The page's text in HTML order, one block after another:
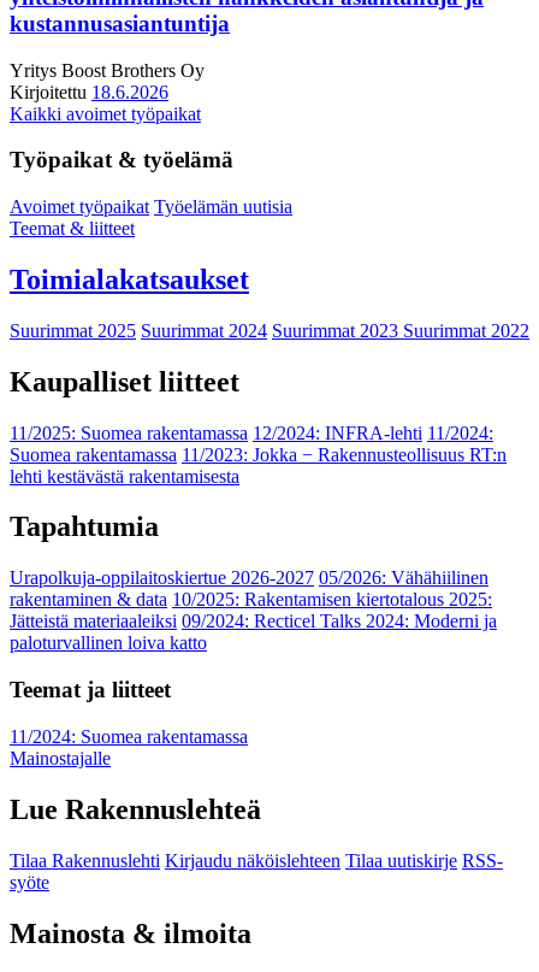
kustannusasiantuntija
Yritys Boost Brothers Oy
Kirjoitettu 18.6.2026
Kaikki avoimet työpaikat
Työpaikat & työelämä
Avoimet työpaikat Työelämän uutisia
Teemat & liitteet
Toimialakatsaukset
Suurimmat 2025 Suurimmat 2024 Suurimmat 2023 Suurimmat 2022
Kaupalliset liitteet
11/2025: Suomea rakentamassa 12/2024: INFRA-lehti 11/2024:
Suomea rakentamassa 11/2023: Jokka − Rakennusteollisuus RT:n
lehti kestävästä rakentamisesta
Tapahtumia
Urapolkuja-oppilaitoskiertue 2026-2027 05/2026: Vähähiilinen
rakentaminen & data 10/2025: Rakentamisen kiertotalous 2025:
Jätteistä materiaaleiksi 09/2024: Recticel Talks 2024: Moderni ja
paloturvallinen loiva katto
Teemat ja liitteet
11/2024: Suomea rakentamassa
Mainostajalle
Lue Rakennuslehteä
Tilaa Rakennuslehti Kirjaudu näköislehteen Tilaa uutiskirje RSS-
syöte
Mainosta & ilmoita